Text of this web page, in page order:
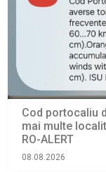
Cod portocaliu
mai multe
RO-ALERT
08.08.2026